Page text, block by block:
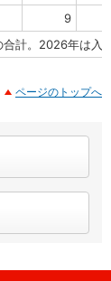
9
計。2026年は入
ページのトップへ